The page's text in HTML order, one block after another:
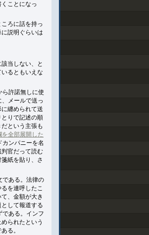
ことになっ
ろに話を持っ
説明ぐらいは
当しない、と
るともいえな
ら許諾無しに使
メールで送っ
纏められて送
りで記述の順
という主張も
全部展開した
ンパニーを名
官だって読む
紙を貼り、さ
である。法律の
を連呼したこ
、金額が大き
して報道する
である。インフ
られたという
る。